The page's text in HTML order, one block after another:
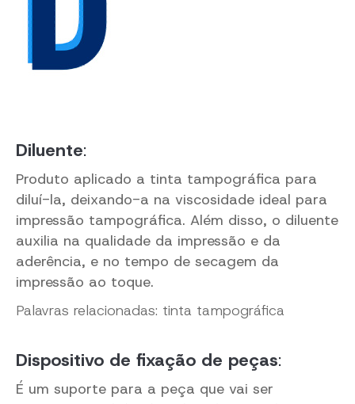
Diluente:
Produto aplicado a tinta tampográfica para
diluí-la, deixando-a na viscosidade ideal para
impressão tampográfica. Além disso, o diluente
auxilia na qualidade da impressão e da
aderência, e no tempo de secagem da
impressão ao toque.
Palavras relacionadas: tinta tampográfica
Dispositivo de fixação de peças:
É um suporte para a peça que vai ser